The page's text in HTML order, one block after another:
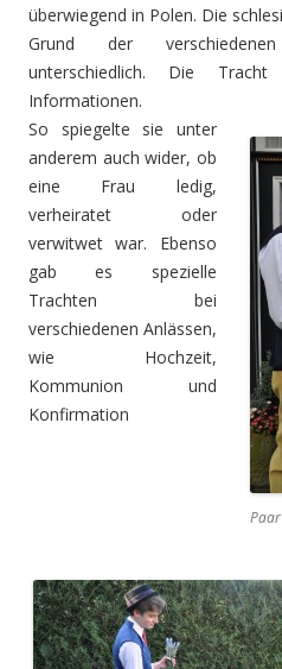
überwiegend in Polen. Die
Grund der
unterschiedlich. Die
Informationen.
So spiegelte sie unter
anderem auch wider, ob
eine Frau ledig,
verheiratet oder
verwitwet war. Ebenso
gab es spezielle
Trachten bei
verschiedenen Anlässen,
wie Hochzeit,
Kommunion und
Konfirmation